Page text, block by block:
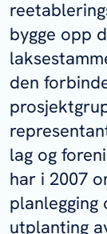
bygge opp
den
lag og
har i 2007
planlegging
utplanting